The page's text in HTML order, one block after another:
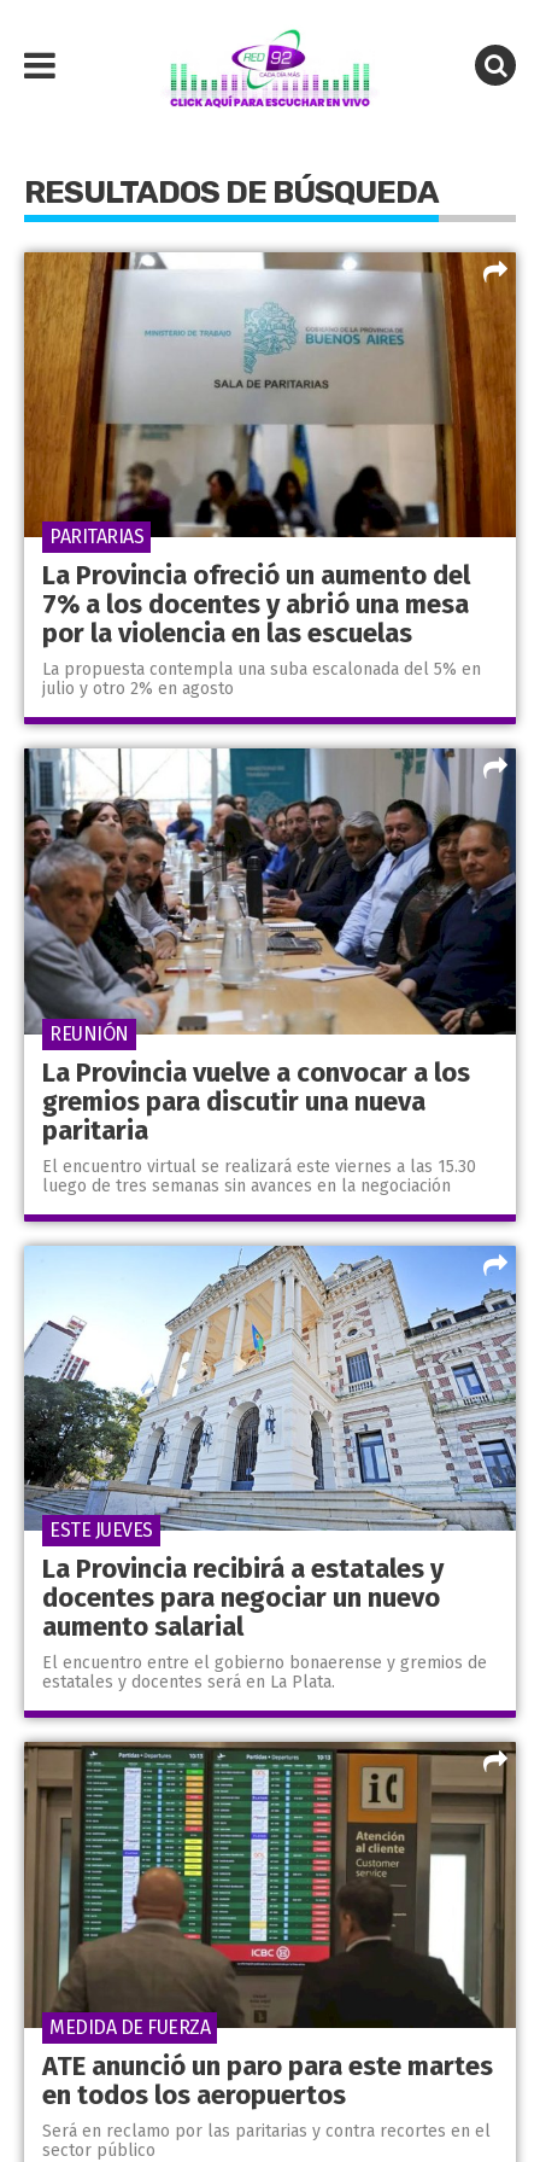
RESULTADOS DE BÚSQUEDA
La Provincia ofreció un aumento del
7% a los docentes y abrió una mesa
por la violencia en las escuelas
La propuesta contempla una suba escalonada del 5% en
julio y otro 2% en agosto
PARITARIAS
La Provincia vuelve a convocar a los
gremios para discutir una nueva
paritaria
El encuentro virtual se realizará este viernes a las 15.30
luego de tres semanas sin avances en la negociación
REUNIÓN
La Provincia recibirá a estatales y
docentes para negociar un nuevo
aumento salarial
El encuentro entre el gobierno bonaerense y gremios de
estatales y docentes será en La Plata.
ESTE JUEVES
ATE anunció un paro para este martes
en todos los aeropuertos
Será en reclamo por las paritarias y contra recortes en el
sector público
MEDIDA DE FUERZA